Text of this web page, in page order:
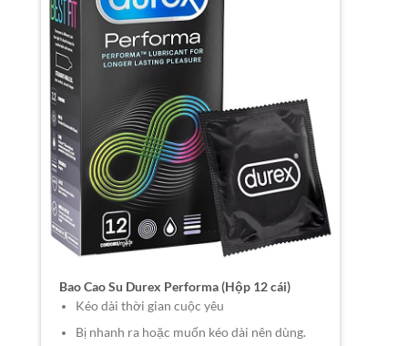
Bao Cao Su Durex Performa (Hộp 12 cái)
Kéo dài thời gian cuộc yêu
Bị nhanh ra hoặc muốn kéo dài nên dùng.